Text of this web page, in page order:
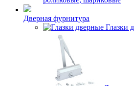
Дверная фурнитура
Глазки